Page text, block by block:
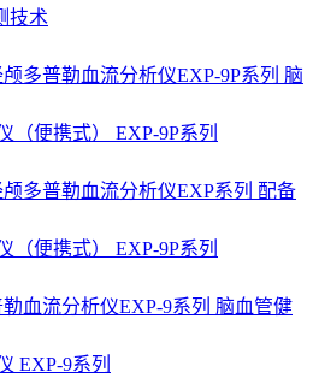
技术
（便携式） EXP-9P系列
（便携式） EXP-9P系列
EXP-9系列